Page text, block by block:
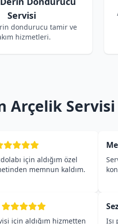
Servisi
dondurucu tamir ve
hizmetleri.
Arçelik
için aldığım özel
memnun kaldım.
için aldığım hizmetten Isı